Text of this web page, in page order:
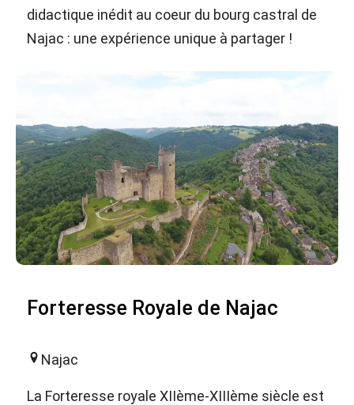
didactique inédit au coeur du bourg castral de
Najac : une expérience unique à partager !
Forteresse Royale de Najac
Najac
La Forteresse royale XIIème-XIIIème siècle est